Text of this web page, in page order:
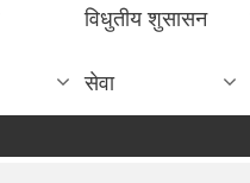
विधुतीय शुसासन
सेवा